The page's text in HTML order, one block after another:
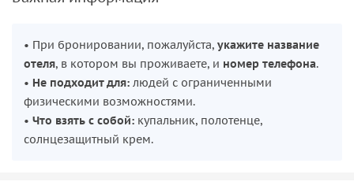
• При бронировании, пожалуйста, укажите название
отеля, в котором вы проживаете, и номер телефона.
• Не подходит для: людей с ограниченными
физическими возможностями.
• Что взять с собой: купальник, полотенце,
солнцезащитный крем.